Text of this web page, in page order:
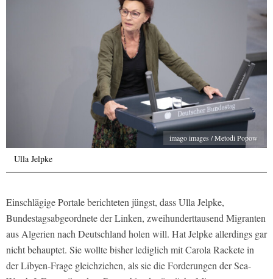
imago images / Metodi Popow
Ulla Jelpke
Einschlägige Portale berichteten jüngst, dass Ulla Jelpke,
Bundestagsabgeordnete der Linken, zweihunderttausend Migranten
aus Algerien nach Deutschland holen will. Hat Jelpke allerdings gar
nicht behauptet. Sie wollte bisher lediglich mit Carola Rackete in
der Libyen-Frage gleichziehen, als sie die Forderungen der Sea-